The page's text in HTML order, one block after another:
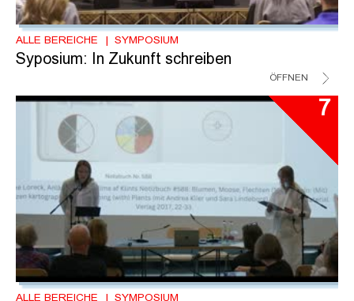
ALLE BEREICHE SYMPOSIUM
Syposium: In Zukunft schreiben
ÖFFNEN
7
ALLE BEREICHE SYMPOSIUM